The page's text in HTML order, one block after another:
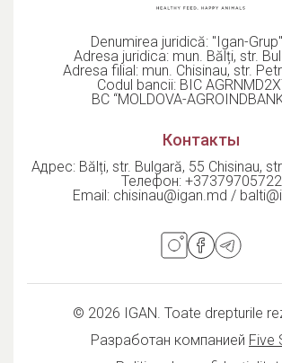
Denumirea juridică: "Igan-
Adresa juridica: mun. Bălți, str.
Adresa filial: mun. Chisinau, str.
Codul bancii: BIC
BC “MOLDOVA-
Контакты
Адрес: Bălți, str. Bulgară, 55 Chisinau,
Телефон: +37379705722
Email: chisinau@igan.md /
© 2026 IGAN. Toate drepturile
Разработан компанией Five